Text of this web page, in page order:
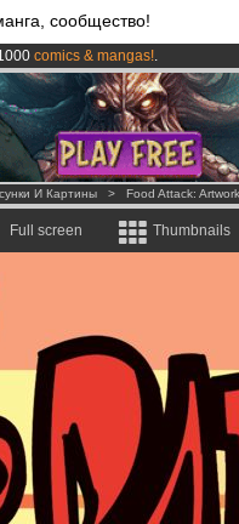
сообщество!
comics & mangas!.
!.
euros per month !Get membership
И Картины > Food Attack:
Full screen Thumbnails